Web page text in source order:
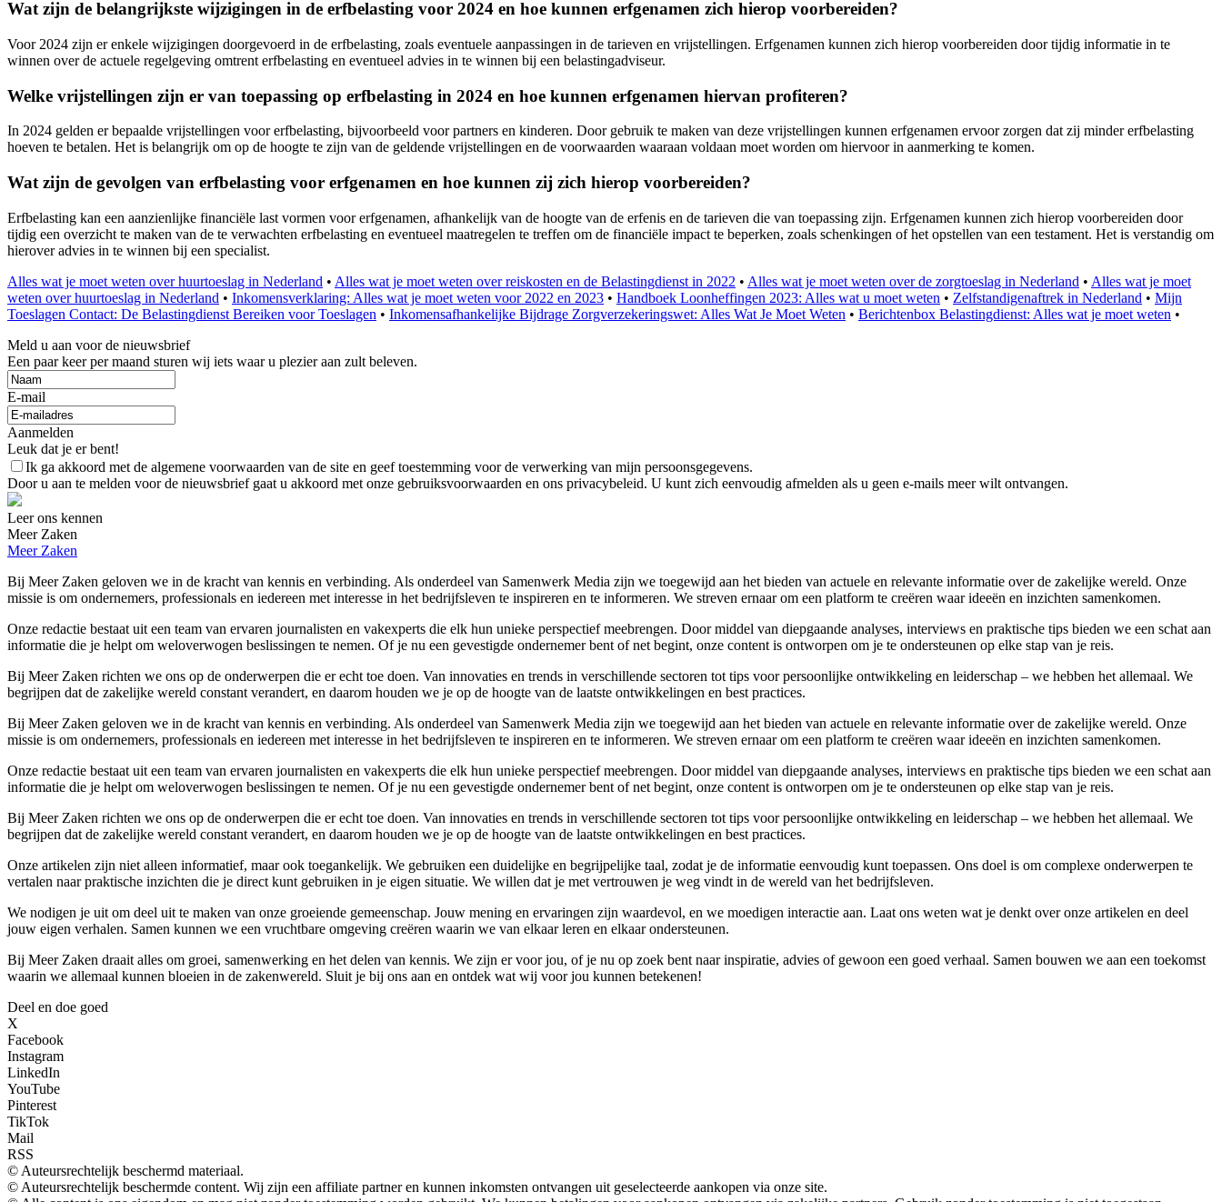
Wat zijn de belangrijkste wijzigingen in de erfbelasting voor 2024 en hoe kunnen erfgenamen zich hierop voorbereiden?
Voor 2024 zijn er enkele wijzigingen doorgevoerd in de erfbelasting, zoals eventuele aanpassingen in de tarieven en vrijstellingen. Erfgenamen kunnen zich hierop voorbereiden door tijdig informatie in te
winnen over de actuele regelgeving omtrent erfbelasting en eventueel advies in te winnen bij een belastingadviseur.
Welke vrijstellingen zijn er van toepassing op erfbelasting in 2024 en hoe kunnen erfgenamen hiervan profiteren?
In 2024 gelden er bepaalde vrijstellingen voor erfbelasting, bijvoorbeeld voor partners en kinderen. Door gebruik te maken van deze vrijstellingen kunnen erfgenamen ervoor zorgen dat zij minder erfbelasting
hoeven te betalen. Het is belangrijk om op de hoogte te zijn van de geldende vrijstellingen en de voorwaarden waaraan voldaan moet worden om hiervoor in aanmerking te komen.
Wat zijn de gevolgen van erfbelasting voor erfgenamen en hoe kunnen zij zich hierop voorbereiden?
Erfbelasting kan een aanzienlijke financiële last vormen voor erfgenamen, afhankelijk van de hoogte van de erfenis en de tarieven die van toepassing zijn. Erfgenamen kunnen zich hierop voorbereiden door
tijdig een overzicht te maken van de te verwachten erfbelasting en eventueel maatregelen te treffen om de financiële impact te beperken, zoals schenkingen of het opstellen van een testament. Het is verstandig om
hierover advies in te winnen bij een specialist.
Alles wat je moet weten over huurtoeslag in Nederland • Alles wat je moet weten over reiskosten en de Belastingdienst in 2022 • Alles wat je moet weten over de zorgtoeslag in Nederland • Alles wat je moet
weten over huurtoeslag in Nederland • Inkomensverklaring: Alles wat je moet weten voor 2022 en 2023 • Handboek Loonheffingen 2023: Alles wat u moet weten • Zelfstandigenaftrek in Nederland • Mijn
Toeslagen Contact: De Belastingdienst Bereiken voor Toeslagen • Inkomensafhankelijke Bijdrage Zorgverzekeringswet: Alles Wat Je Moet Weten • Berichtenbox Belastingdienst: Alles wat je moet weten •
Meld u aan voor de nieuwsbrief
Een paar keer per maand sturen wij iets waar u plezier aan zult beleven.
E-mail
Aanmelden
Leuk dat je er bent!
Ik ga akkoord met de algemene voorwaarden van de site en geef toestemming voor de verwerking van mijn persoonsgegevens.
Door u aan te melden voor de nieuwsbrief gaat u akkoord met onze gebruiksvoorwaarden en ons privacybeleid. U kunt zich eenvoudig afmelden als u geen e-mails meer wilt ontvangen.
Leer ons kennen
Meer Zaken
Meer Zaken
Bij Meer Zaken geloven we in de kracht van kennis en verbinding. Als onderdeel van Samenwerk Media zijn we toegewijd aan het bieden van actuele en relevante informatie over de zakelijke wereld. Onze
missie is om ondernemers, professionals en iedereen met interesse in het bedrijfsleven te inspireren en te informeren. We streven ernaar om een platform te creëren waar ideeën en inzichten samenkomen.
Onze redactie bestaat uit een team van ervaren journalisten en vakexperts die elk hun unieke perspectief meebrengen. Door middel van diepgaande analyses, interviews en praktische tips bieden we een schat aan
informatie die je helpt om weloverwogen beslissingen te nemen. Of je nu een gevestigde ondernemer bent of net begint, onze content is ontworpen om je te ondersteunen op elke stap van je reis.
Bij Meer Zaken richten we ons op de onderwerpen die er echt toe doen. Van innovaties en trends in verschillende sectoren tot tips voor persoonlijke ontwikkeling en leiderschap – we hebben het allemaal. We
begrijpen dat de zakelijke wereld constant verandert, en daarom houden we je op de hoogte van de laatste ontwikkelingen en best practices.
Bij Meer Zaken geloven we in de kracht van kennis en verbinding. Als onderdeel van Samenwerk Media zijn we toegewijd aan het bieden van actuele en relevante informatie over de zakelijke wereld. Onze
missie is om ondernemers, professionals en iedereen met interesse in het bedrijfsleven te inspireren en te informeren. We streven ernaar om een platform te creëren waar ideeën en inzichten samenkomen.
Onze redactie bestaat uit een team van ervaren journalisten en vakexperts die elk hun unieke perspectief meebrengen. Door middel van diepgaande analyses, interviews en praktische tips bieden we een schat aan
informatie die je helpt om weloverwogen beslissingen te nemen. Of je nu een gevestigde ondernemer bent of net begint, onze content is ontworpen om je te ondersteunen op elke stap van je reis.
Bij Meer Zaken richten we ons op de onderwerpen die er echt toe doen. Van innovaties en trends in verschillende sectoren tot tips voor persoonlijke ontwikkeling en leiderschap – we hebben het allemaal. We
begrijpen dat de zakelijke wereld constant verandert, en daarom houden we je op de hoogte van de laatste ontwikkelingen en best practices.
Onze artikelen zijn niet alleen informatief, maar ook toegankelijk. We gebruiken een duidelijke en begrijpelijke taal, zodat je de informatie eenvoudig kunt toepassen. Ons doel is om complexe onderwerpen te
vertalen naar praktische inzichten die je direct kunt gebruiken in je eigen situatie. We willen dat je met vertrouwen je weg vindt in de wereld van het bedrijfsleven.
We nodigen je uit om deel uit te maken van onze groeiende gemeenschap. Jouw mening en ervaringen zijn waardevol, en we moedigen interactie aan. Laat ons weten wat je denkt over onze artikelen en deel
jouw eigen verhalen. Samen kunnen we een vruchtbare omgeving creëren waarin we van elkaar leren en elkaar ondersteunen.
Bij Meer Zaken draait alles om groei, samenwerking en het delen van kennis. We zijn er voor jou, of je nu op zoek bent naar inspiratie, advies of gewoon een goed verhaal. Samen bouwen we aan een toekomst
waarin we allemaal kunnen bloeien in de zakenwereld. Sluit je bij ons aan en ontdek wat wij voor jou kunnen betekenen!
Deel en doe goed
X
Facebook
Instagram
LinkedIn
YouTube
Pinterest
TikTok
Mail
RSS
© Auteursrechtelijk beschermd materiaal.
© Auteursrechtelijk beschermde content. Wij zijn een affiliate partner en kunnen inkomsten ontvangen uit geselecteerde aankopen via onze site.